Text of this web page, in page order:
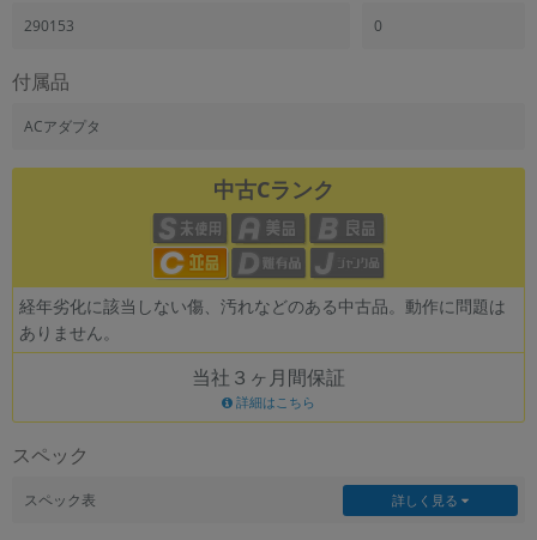
290153 0
付属品
ACアダプタ
中古Cランク
経年劣化に該当しない傷、汚れなどのある中古品。動作に問題は
ありません。
当社３ヶ月間保証
詳細はこちら
スペック
スペック表 詳しく見る
機能・特徴
ドライブ
「新品」「未使用」「中古」など
CPUの絞り込み
OS